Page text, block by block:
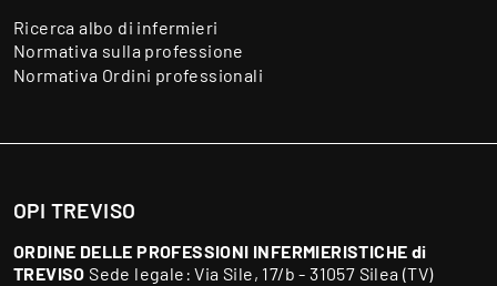
Ricerca albo di infermieri
Normativa sulla professione
Normativa Ordini professionali
OPI TREVISO
ORDINE DELLE PROFESSIONI INFERMIERISTICHE di
TREVISO Sede legale: Via Sile, 17/b - 31057 Silea (TV)